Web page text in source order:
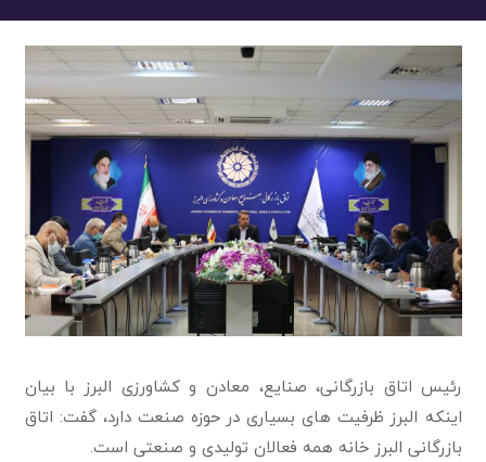
رئیس اتاق بازرگانی، صنایع، معادن و کشاورزی البرز با بیان
اینکه البرز ظرفیت های بسیاری در حوزه صنعت دارد، گفت: اتاق
بازرگانی البرز خانه همه فعالان تولیدی و صنعتی است.